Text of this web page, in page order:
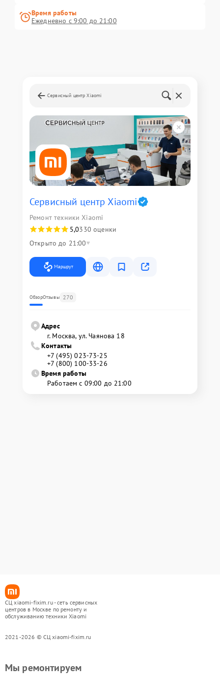
Время работы
Ежедневно с 9:00 до 21:00
Сервисный центр Xiaomi
Сервисный центр Xiaomi
Ремонт техники Xiaomi
5,0330 оценки
Открыто до 21:00
Маршрут
ОбзорОтзывы 270
Адрес
г. Москва, ул. Чаянова 18
Контакты
+7 (495) 023-73-25
+7 (800) 100-33-26
Время работы
Работаем с 09:00 до 21:00
СЦ xiaomi-fixim.ru - сеть сервисных
центров в Москве по ремонту и
обслуживанию техники Xiaomi
2021-2026 © СЦ xiaomi-fixim.ru
Мы ремонтируем